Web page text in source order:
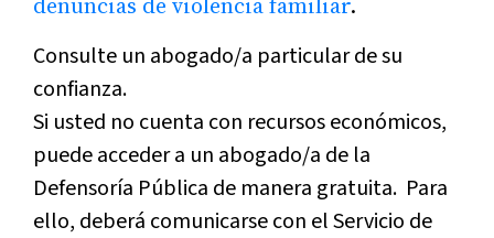
Consulte un abogado/a particular de su
confianza.
Si usted no cuenta con recursos económicos,
puede acceder a un abogado/a de la
Defensoría Pública de manera gratuita. Para
ello, deberá comunicarse con el Servicio de